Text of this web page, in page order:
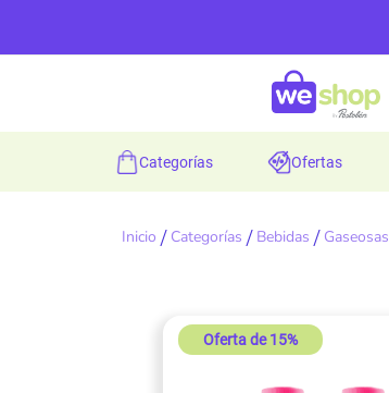
categorías ofertas
Inicio Categorías Bebidas Gaseosas
Oferta de 15%